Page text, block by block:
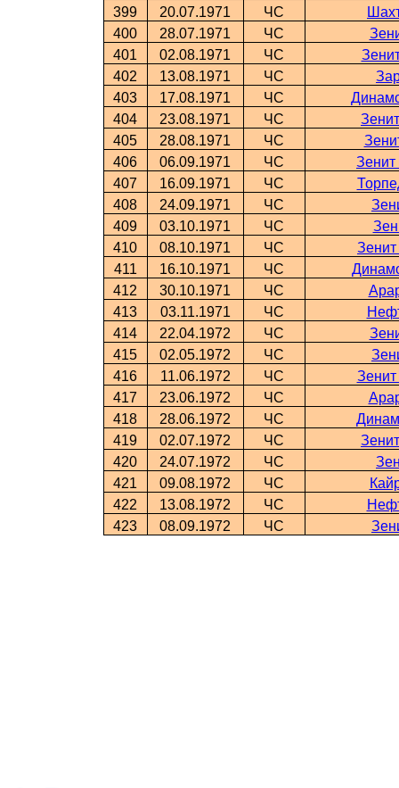
399
20.07.1971 ЧС
400
28.07.1971 ЧС
401
02.08.1971 ЧС
402
13.08.1971 ЧС
403
17.08.1971 ЧС
404
23.08.1971 ЧС
405
28.08.1971 ЧС
406
06.09.1971 ЧС
407
16.09.1971 ЧС
408
24.09.1971 ЧС
409
03.10.1971 ЧС
410
08.10.1971 ЧС
411
16.10.1971 ЧС
412
30.10.1971 ЧС
413
03.11.1971 ЧС
414
22.04.1972 ЧС
415
02.05.1972 ЧС
416
11.06.1972 ЧС
417
23.06.1972 ЧС
418
28.06.1972 ЧС
419
02.07.1972 ЧС
420
24.07.1972 ЧС
421
09.08.1972 ЧС
422
13.08.1972 ЧС
423
08.09.1972 ЧС